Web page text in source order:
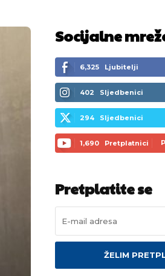
Socijalne
6,325 Ljubitelji
402 Sljedbenici
294 Sljedbenici
1,690 Pretplatnici
Pretplatite se
ŽELIM